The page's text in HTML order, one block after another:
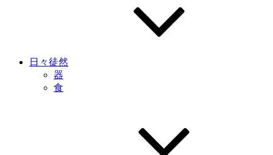
日々徒然
器
食